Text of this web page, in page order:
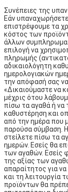
Συνέπειες της
Εάν
επιστρέψουμε τα
κόστος των
άλλων
επιλογή να
πληρωμής
αδικαιολόγητη
ημερολογιακών
την απόφασή σας
«Δικαιούμαστε να
μέχρις ότου
πίσω τα αγαθά ή να
καθυστέρηση και
από την ημέρα που
παρούσα σύμβαση. Η
στείλετε πίσω τα
ημερών. Εσείς θα
των αγαθών. Εσείς
της αξίας των
απαραίτητος για
και τη λειτουργία
προϊόντων θα